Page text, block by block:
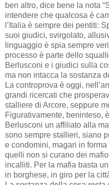
ben altro, dice bene la nota
intendere che qualcosa è
l’Italia è sempre dei pentiti:
suoi giudici, svirgolato,
linguaggio è spia sempre
processo è parte dello
Berlusconi e i giudici sulla
ma non intacca la sostanza
La controprova è oggi,
grandi ricercati che
stalliere di Arcore, seppure
Figurativamente, beninteso,
Berlusconi un affiliato alla
sono sempre stallieri, siano
e condomini, magari in
quelli non si curano dei
incalliti. Per la mafia basta
in borghese, in giro per la